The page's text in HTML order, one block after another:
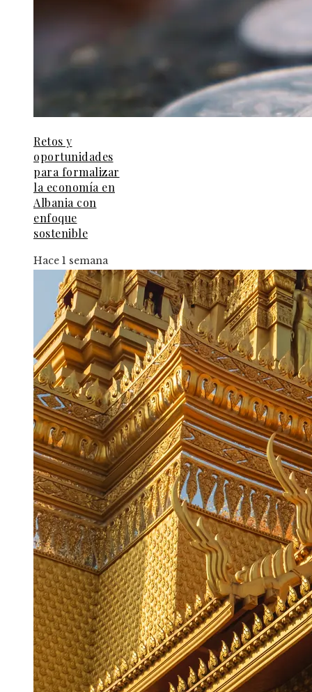
Retos y
oportunidades
para formalizar
la economía en
Albania con
enfoque
sostenible
Hace 1 semana